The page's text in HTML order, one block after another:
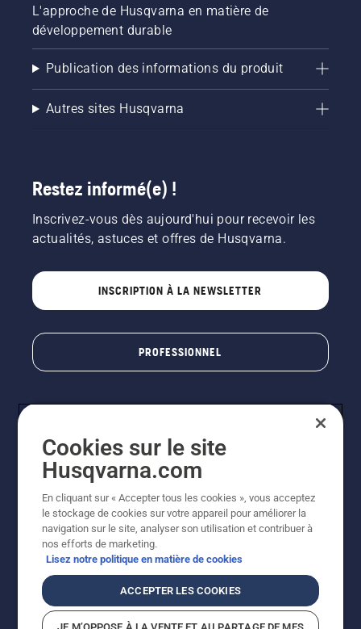
L'approche de Husqvarna en matière de
développement durable
Publication des informations du produit
Autres sites Husqvarna
Restez informé(e) !
Inscrivez-vous dès aujourd'hui pour recevoir les
actualités, astuces et offres de Husqvarna.
INSCRIPTION À LA NEWSLETTER
PROFESSIONNEL
© Husqvarna AB (publ). Tous droits réservés. Les prix
indiqués sont des prix de vente conseillés. Photos non
contractuelles. Tous les prix indiqués sont des prix de
disponible pour un achat direct.
Cookies sur le site
Husqvarna.com
En cliquant sur « Accepter tous les cookies », vous acceptez
le stockage de cookies sur votre appareil pour améliorer la
navigation sur le site, analyser son utilisation et contribuer à
nos efforts de marketing.
Lisez notre politique en matière de cookies
ACCEPTER LES COOKIES